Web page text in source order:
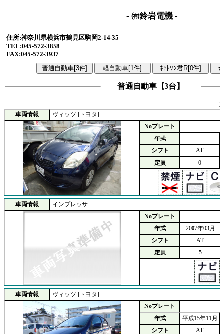
- ㈲鈴岩電機 -
住所:神奈川県横浜市鶴見区駒岡2-14-35
TEL:045-572-3858
FAX:045-572-3937
普通自動車【3台】
車両情報
ヴィッツ [トヨタ]
Noプレート
年式
シフト
AT
定員
0
車両情報
インプレッサ
Noプレート
年式
2007年03月
シフト
AT
定員
5
車両情報
ヴィッツ [トヨタ]
Noプレート
年式
平成15年11月
シフト
AT